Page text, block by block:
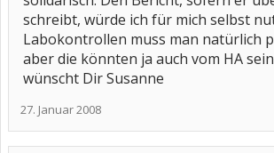
schreibt, würde ich für mich selbst
Labokontrollen muss man natürlich
aber die könnten ja auch vom HA
wünscht Dir Susanne
27. Januar 2008